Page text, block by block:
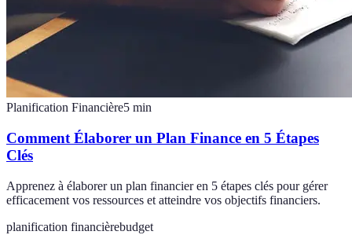
Planification Financière5 min
Comment Élaborer un Plan Finance en 5 Étapes
Clés
Apprenez à élaborer un plan financier en 5 étapes clés pour gérer
efficacement vos ressources et atteindre vos objectifs financiers.
planification financièrebudget